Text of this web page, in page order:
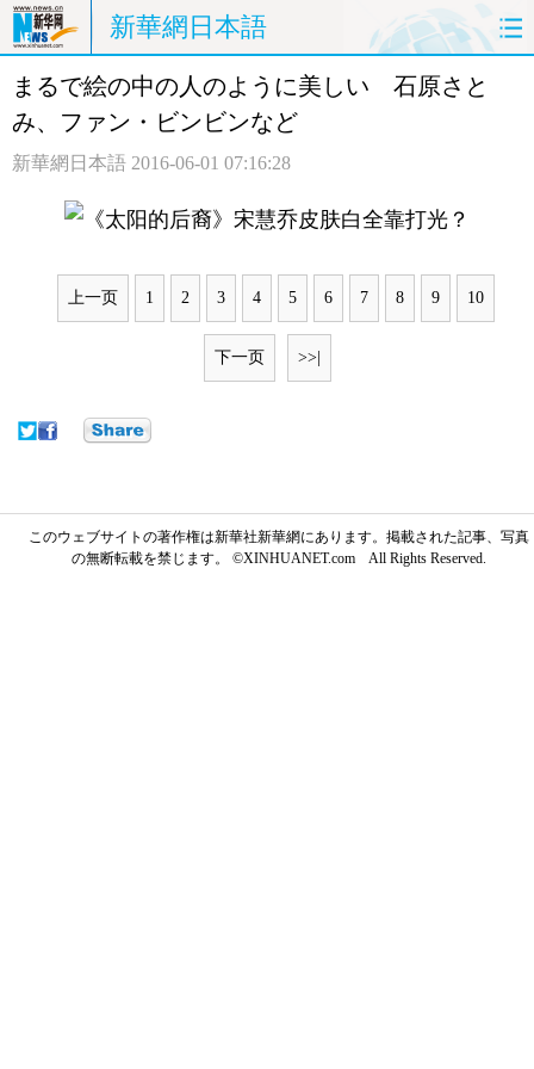
新華網日本語
ホームページ 政治 経済
観光 評論 写真
中日対訳
まるで絵の中の人のように美しい 石原さと
み、ファン・ビンビンなど
新華網日本語 2016-06-01 07:16:28
上一页 1 2 3 4 5 6 7 8 9 10
下一页 >>|
このウェブサイトの著作権は新華社新華網にあります。掲載された記事、写真
の無断転載を禁じます。 ©XINHUANET.com All Rights Reserved.